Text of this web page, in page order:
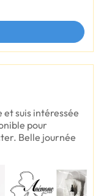
suis intéressée
pour
Belle journée